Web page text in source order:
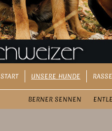
START UNSERE HUNDE
BERNER SENNEN